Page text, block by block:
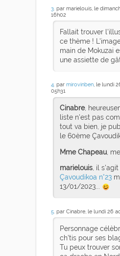
3. par marielouis, le
16h02
Fallait trouver
ce thème !
main de Mokuzai
une assiette de
4. par mirovinben, le lundi
05h31
Cinabre,
liste n'est pas
tout va bien, je
le 60ème
Mme Chapeau,
marielouis, il s'agit
Çavoudikoa n°23
13/01/2023...
5 . par Cinabre, le lundi 26
Personnage
ch'tis pour ses
Tu peux trouver